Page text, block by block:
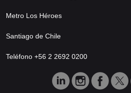
Metro Los Héroes
Santiago de Chile
Teléfono +56 2 2692 0200